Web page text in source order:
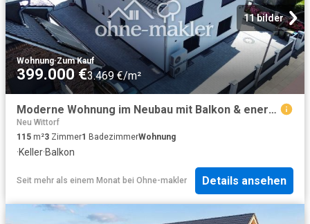
11 bilder
Wohnung·Zum Kauf
399.000 €3.469 €/m²
Moderne Wohnung im Neubau mit Balkon & energieeffizienter Ausstattung in Geesthacht
Neu Wittorf
115 m²3 Zimmer1 BadezimmerWohnung
·Keller·Balkon
Seit mehr als einem Monat bei Ohne-makler Details ansehen